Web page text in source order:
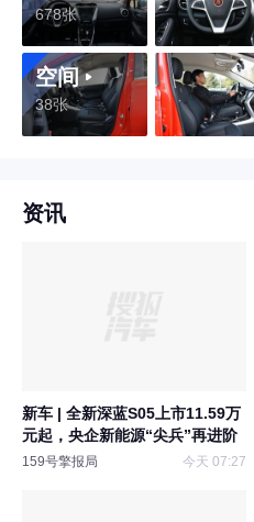
678张
空间
38张
资讯
新车 | 全新深蓝S05上市11.59万
元起，央企新能源“尖兵”再进阶
159号擎报局 今天 07:27